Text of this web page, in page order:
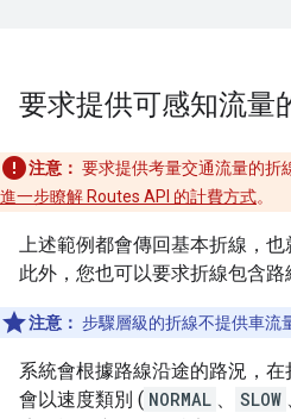
要求提供可感知流量
注意： 要求提供考量交通流量的折
進一步瞭解 Routes API 的計費方式。
上述範例都會傳回基本折線，也
此外，您也可以要求折線包含路
注意： 步驟層級的折線不提供車流
系統會根據路線沿途的路況，
會以速度類別 ( NORMAL 、 SLOW